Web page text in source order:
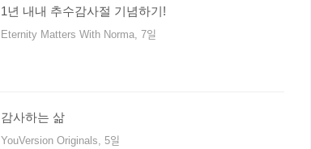
1년 내내 추수감사절 기념하기!
Eternity Matters With Norma, 7일
감사하는 삶
YouVersion Originals, 5일